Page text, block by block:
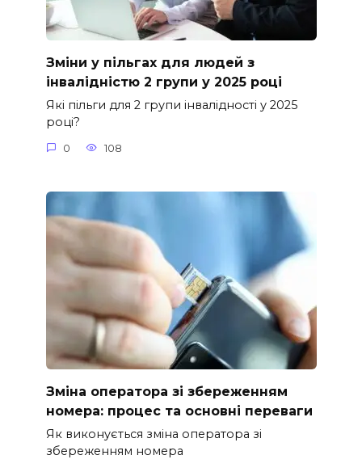
Зміни у пільгах для людей з
інвалідністю 2 групи у 2025 році
Які пільги для 2 групи інвалідності у 2025
році?
0 108
Зміна оператора зі збереженням
номера: процес та основні переваги
Як виконується зміна оператора зі
збереженням номера